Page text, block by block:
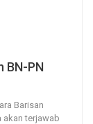
BN-PN
Barisan
akan terjawab